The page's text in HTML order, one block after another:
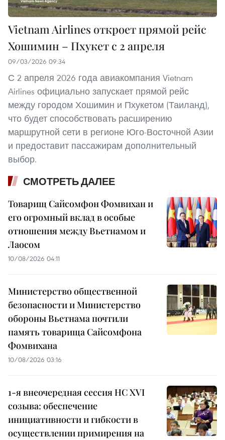
Vietnam Airlines откроет прямой рейс
Хошимин – Пхукет с 2 апреля
09/03/2026 09:34
С 2 апреля 2026 года авиакомпания Vietnam
Airlines официально запускает прямой рейс
между городом Хошимин и Пхукетом (Таиланд),
что будет способствовать расширению
маршрутной сети в регионе Юго-Восточной Азии
и предоставит пассажирам дополнительный
выбор.
СМОТРЕТЬ ДАЛЕЕ
Товарищ Сайсомфон Фомвихан и
его огромный вклад в особые
отношения между Вьетнамом и
Лаосом
10/08/2026 04:11
Министерство общественной
безопасности и Министерство
обороны Вьетнама почтили
память товарища Сайсомфона
Фомвихана
10/08/2026 03:16
1-я внеочередная сессия НС XVI
созыва: обеспечение
инициативности и гибкости в
осуществлении примирения на